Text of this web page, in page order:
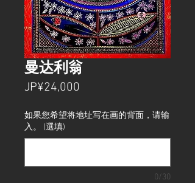
曼达利翁
JP¥24,000
如果您希望将地址写在画的背面，请输
入。 (選填)
0/30